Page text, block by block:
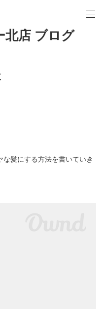
北店 ブログ
髪にする方法を書いていき